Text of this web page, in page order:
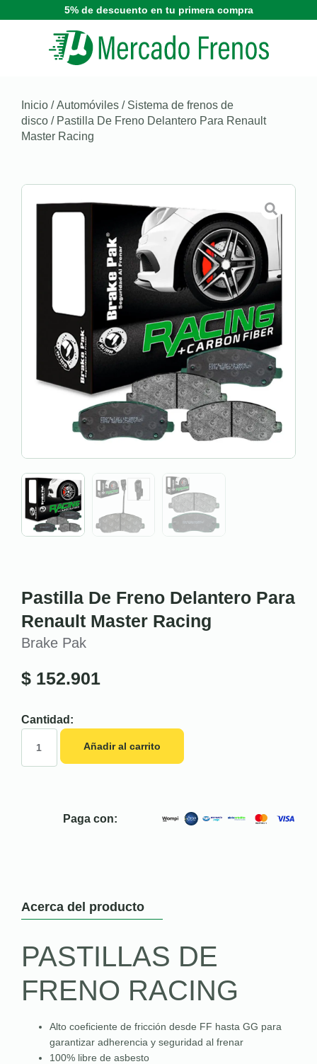
5% de descuento en tu primera compra
Inicio /Automóviles / Sistema de frenos de
disco / Pastilla De Freno Delantero Para Renault
Master Racing
Pastilla De Freno Delantero Para
Renault Master Racing
Brake Pak
$ 152.901
Cantidad:
Añadir al carrito
Paga con:
Acerca del producto
PASTILLAS DE
FRENO RACING
Alto coeficiente de fricción desde FF hasta GG para
garantizar adherencia y seguridad al frenar
100% libre de asbesto